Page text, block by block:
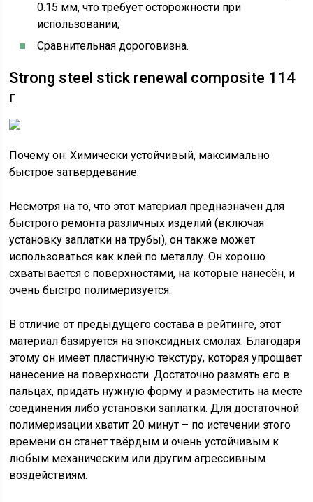
0.15 мм, что требует осторожности при
использовании;
Сравнительная дороговизна.
Strong steel stick renewal composite 114
г
Почему он: Химически устойчивый, максимально
быстрое затвердевание.
Несмотря на то, что этот материал предназначен для
быстрого ремонта различных изделий (включая
установку заплатки на трубы), он также может
использоваться как клей по металлу. Он хорошо
схватывается с поверхностями, на которые нанесён, и
очень быстро полимеризуется.
В отличие от предыдущего состава в рейтинге, этот
материал базируется на эпоксидных смолах. Благодаря
этому он имеет пластичную текстуру, которая упрощает
нанесение на поверхности. Достаточно размять его в
пальцах, придать нужную форму и разместить на месте
соединения либо установки заплатки. Для достаточной
полимеризации хватит 20 минут – по истечении этого
времени он станет твёрдым и очень устойчивым к
любым механическим или другим агрессивным
воздействиям.